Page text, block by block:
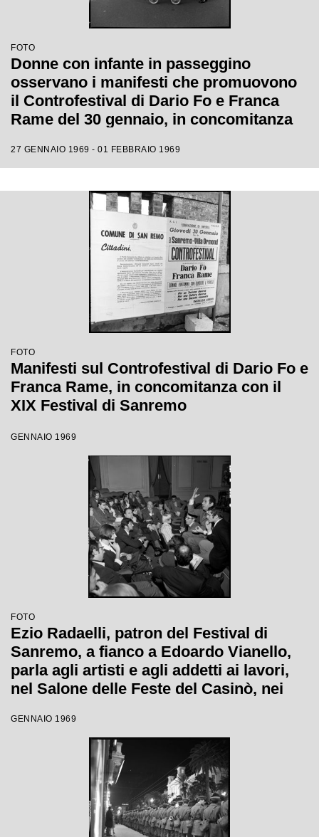
FOTO
Donne con infante in passeggino
osservano i manifesti che promuovono
il Controfestival di Dario Fo e Franca
Rame del 30 gennaio, in concomitanza
27 GENNAIO 1969 - 01 FEBBRAIO 1969
FOTO
Manifesti sul Controfestival di Dario Fo e
Franca Rame, in concomitanza con il
XIX Festival di Sanremo
GENNAIO 1969
FOTO
Ezio Radaelli, patron del Festival di
Sanremo, a fianco a Edoardo Vianello,
parla agli artisti e agli addetti ai lavori,
nel Salone delle Feste del Casinò, nei
GENNAIO 1969